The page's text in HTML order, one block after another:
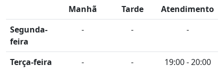
Manhã Tarde
Atendimento
Segunda-
feira
- - -
Terça-feira - - 19:00 - 20:00